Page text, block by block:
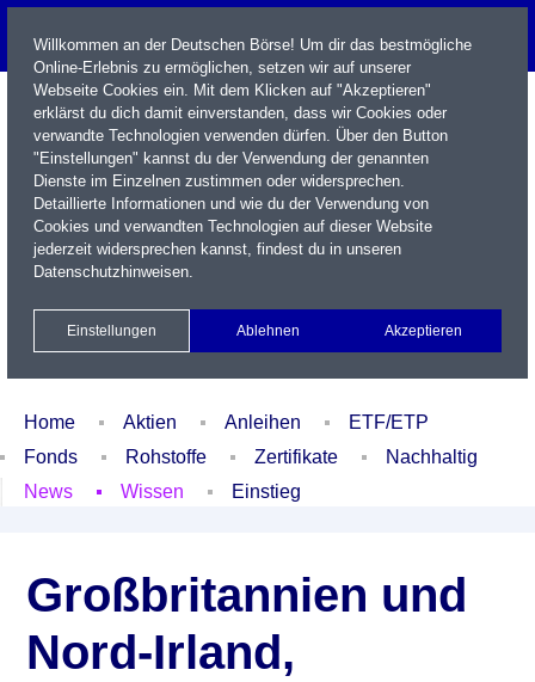
Name / WKN / ISIN / Kürzel
Xetra Realtime
Watchlist Portfolio Login
Home Aktien Anleihen
ETF/ETP
Fonds
Rohstoffe Zertifikate
Nachhaltig
News
Wissen Einstieg
Großbritannien und
Nord-Irland,
Willkommen an der Deutschen Börse! Um dir das bestmögliche
Online-Erlebnis zu ermöglichen, setzen wir auf unserer
Webseite Cookies ein. Mit dem Klicken auf "Akzeptieren"
erklärst du dich damit einverstanden, dass wir Cookies oder
verwandte Technologien verwenden dürfen. Über den Button
"Einstellungen" kannst du der Verwendung der genannten
Dienste im Einzelnen zustimmen oder widersprechen.
Detaillierte Informationen und wie du der Verwendung von
Cookies und verwandten Technologien auf dieser Website
jederzeit widersprechen kannst, findest du in unseren
Datenschutzhinweisen.
Einstellungen Ablehnen Akzeptieren